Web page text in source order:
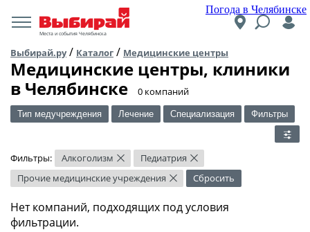
Погода в Челябинске
Места и события Челябинска
Выбирай.ру/ Каталог / Медицинские центры
Медицинские центры, клиники
в Челябинске
​0 компаний
Тип медучреждения Лечение Специализация Фильтры
Фильтры: Алкоголизм × Педиатрия ×
Прочие медицинские учреждения × Сбросить
Нет компаний, подходящих под условия
фильтрации.